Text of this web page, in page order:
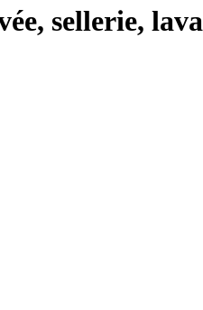
sellerie,